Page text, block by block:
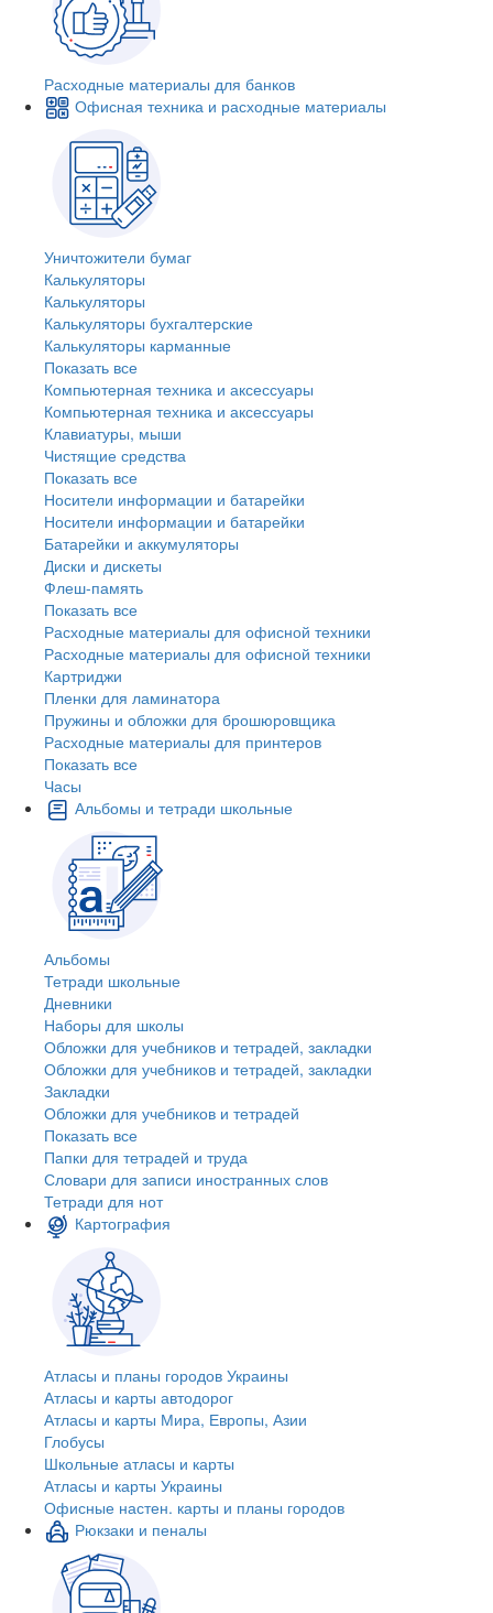
Расходные материалы для банков
Офисная техника и расходные материалы
Уничтожители бумаг
Калькуляторы
Калькуляторы
Калькуляторы бухгалтерские
Калькуляторы карманные
Показать все
Компьютерная техника и аксессуары
Компьютерная техника и аксессуары
Клавиатуры, мыши
Чистящие средства
Показать все
Носители информации и батарейки
Носители информации и батарейки
Батарейки и аккумуляторы
Диски и дискеты
Флеш-память
Показать все
Расходные материалы для офисной техники
Расходные материалы для офисной техники
Картриджи
Пленки для ламинатора
Пружины и обложки для брошюровщика
Расходные материалы для принтеров
Показать все
Часы
Альбомы и тетради школьные
Альбомы
Тетради школьные
Дневники
Наборы для школы
Обложки для учебников и тетрадей, закладки
Обложки для учебников и тетрадей, закладки
Закладки
Обложки для учебников и тетрадей
Показать все
Папки для тетрадей и труда
Словари для записи иностранных слов
Тетради для нот
Картография
Атласы и планы городов Украины
Атласы и карты автодорог
Атласы и карты Мира, Европы, Азии
Глобусы
Школьные атласы и карты
Атласы и карты Украины
Офисные настен. карты и планы городов
Рюкзаки и пеналы